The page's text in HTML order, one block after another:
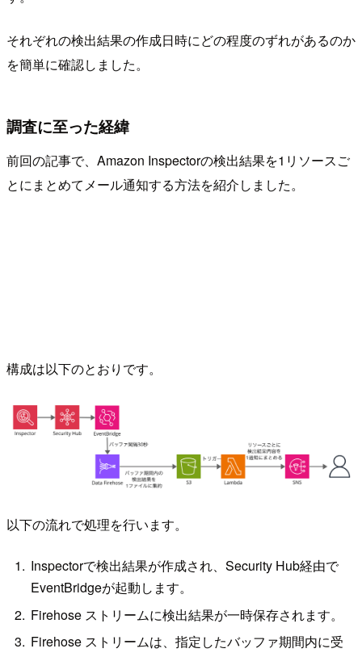
それぞれの検出結果の作成日時にどの程度のずれがあるのか
を簡単に確認しました。
調査に至った経緯
前回の記事で、Amazon Inspectorの検出結果を1リソースご
とにまとめてメール通知する方法を紹介しました。
構成は以下のとおりです。
以下の流れで処理を行います。
Inspectorで検出結果が作成され、Security Hub経由で
EventBridgeが起動します。
Firehose ストリームに検出結果が一時保存されます。
Firehose ストリームは、指定したバッファ期間内に受